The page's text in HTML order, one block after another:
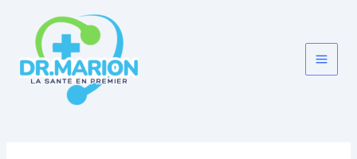
contenu